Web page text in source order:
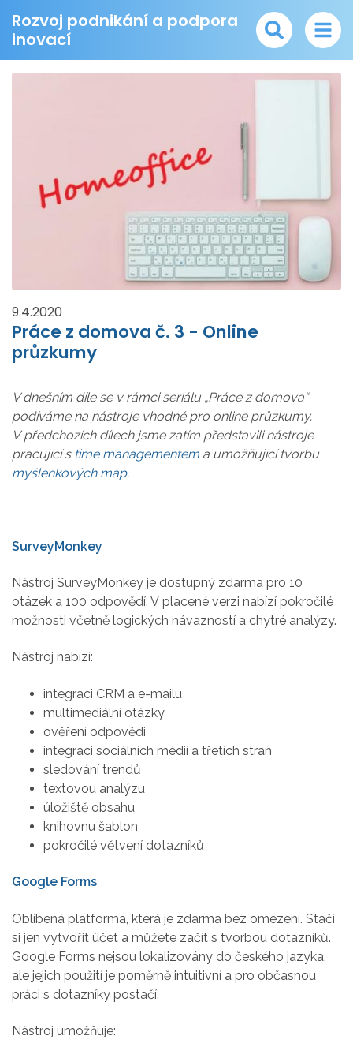
Rozvoj podnikání a podpora
inovací
9.4.2020
Práce z domova č. 3 - Online
průzkumy
V dnešním díle se v rámci seriálu „Práce z domova“
podíváme na nástroje vhodné pro online průzkumy.
V předchozích dílech jsme zatím představili nástroje
pracující stime managementem a umožňující tvorbu
myšlenkových map.
SurveyMonkey
Nástroj SurveyMonkey je dostupný zdarma pro 10
otázek a 100 odpovědí. V placené verzi nabízí pokročilé
možnosti včetně logických návazností a chytré analýzy.
Nástroj nabízí:
integraci CRM a e-mailu
multimediální otázky
ověření odpovědi
integraci sociálních médií a třetích stran
sledování trendů
textovou analýzu
úložiště obsahu
knihovnu šablon
pokročilé větvení dotazníků
Google Forms
Oblíbená platforma, která je zdarma bez omezení. Stačí
si jen vytvořit účet a můžete začít s tvorbou dotazníků.
Google Forms nejsou lokalizovány do českého jazyka,
ale jejich použití je poměrně intuitivní a pro občasnou
práci s dotazníky postačí.
Nástroj umožňuje: